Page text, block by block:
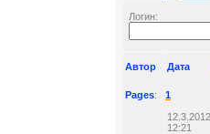
Логин:
Автор Дата
Pages: 1
12.3.2012
12:21